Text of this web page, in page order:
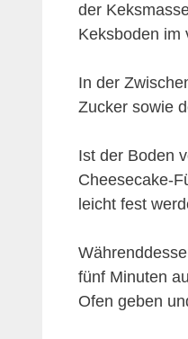
der
Keksboden im
In der
Zucker sowie
Ist der Boden
Cheesecake-
leicht fest
fünf Minuten
Ofen geben